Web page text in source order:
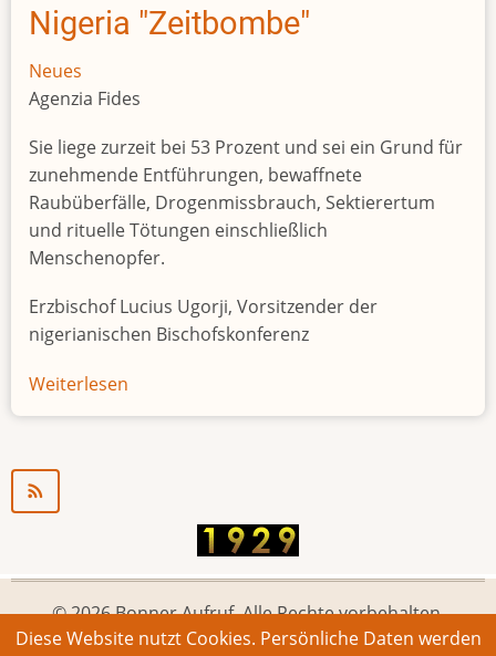
Nigeria "Zeitbombe"
Neues
Agenzia Fides
Sie liege zurzeit bei 53 Prozent und sei ein Grund für
zunehmende Entführungen, bewaffnete
Raubüberfälle, Drogenmissbrauch, Sektierertum
und rituelle Tötungen einschließlich
Menschenopfer.
Erzbischof Lucius Ugorji, Vorsitzender der
nigerianischen Bischofskonferenz
Weiterlesen
Jugendarbeitslosigkeit
© 2026 Bonner Aufruf. Alle Rechte vorbehalten.
Diese Website nutzt Cookies. Persönliche Daten werden